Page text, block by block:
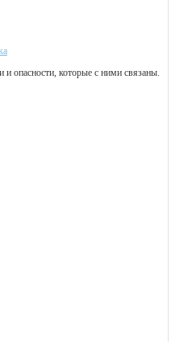
опасности, которые с ними связаны.